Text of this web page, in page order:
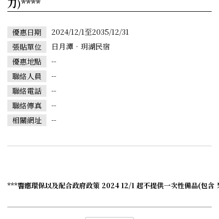
刀)****
優惠日期
2024/12/1至2035/12/31
張貼單位
日月潭‧玥湖民宿
優惠地點
--
聯絡人員
--
聯絡電話
--
聯絡傳真
--
相關網址
--
***響應環保以及配合政府政策 2024 12/1 起不提供一次性備品(包